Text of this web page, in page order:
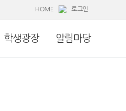
HOME 로그인
학생광장 알림마당